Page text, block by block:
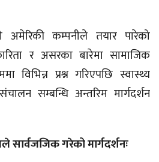
अमेरिकी कम्पनीले तयार पारेको
र असरका बारेमा सामाजिक
विभिन्न प्रश्न गरिएपछि स्वास्थ्य
सम्बन्धि अन्तरिम मार्गदर्शन
सार्वजजिक गरेको मार्गदर्शनः